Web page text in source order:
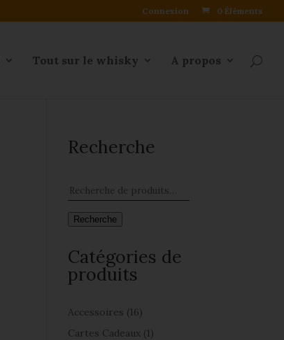
Connexion 0 Éléments
Tout sur le whisky A propos
Recherche
Recherche
Catégories de
produits
Accessoires (16)
Cartes Cadeaux (1)